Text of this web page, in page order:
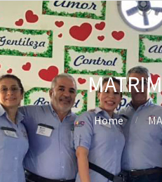
Home